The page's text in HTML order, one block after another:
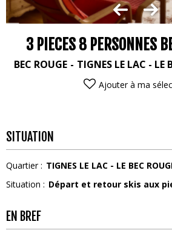
3 PIECES 8 PERSONNES
BEC ROUGE TIGNES LE LAC - LE
Ajouter à ma
SITUATION
Quartier : TIGNES LE LAC - LE BEC
Situation : Départ et retour skis aux
EN BREF